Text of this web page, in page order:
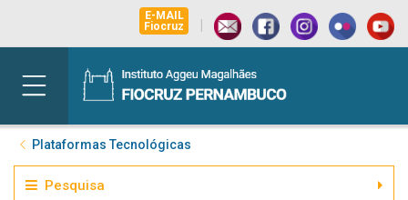
E-MAIL
Fiocruz
|
Plataformas Tecnológicas
Pesquisa